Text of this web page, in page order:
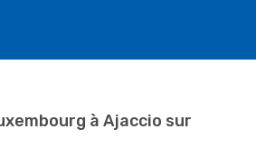
à Ajaccio sur